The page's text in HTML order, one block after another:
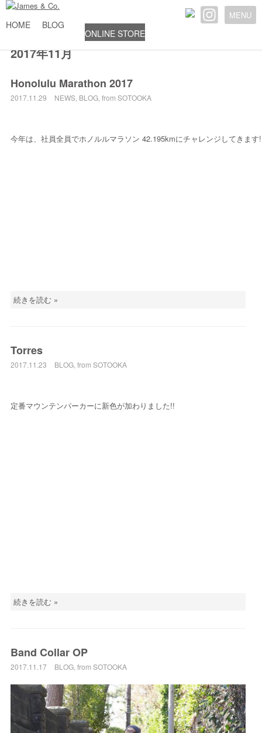
MENU
HOME BLOG
ONLINE STORE
2017年11月
Honolulu Marathon 2017
2017.11.29 NEWS, BLOG, from SOTOOKA
今年は、社員全員でホノルルマラソン 42.195kmにチャレンジしてきます
続きを読む »
Torres
2017.11.23 BLOG, from SOTOOKA
定番マウンテンパーカーに新色が加わりました!!
続きを読む »
Band Collar OP
2017.11.17 BLOG, from SOTOOKA